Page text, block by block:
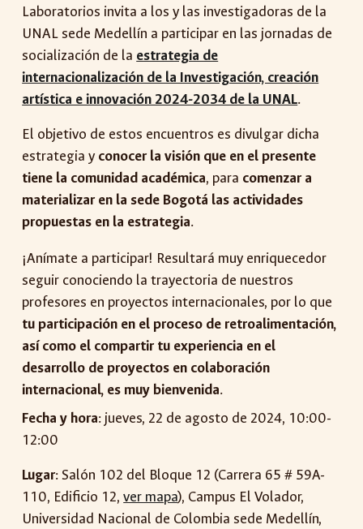
Laboratorios invita a los y las investigadoras de la
UNAL sede Medellín a participar en las jornadas de
socialización de la estrategia de
internacionalización de la Investigación, creación
artística e innovación 2024-2034 de la UNAL.
El objetivo de estos encuentros es divulgar dicha
estrategia y conocer la visión que en el presente
tiene la comunidad académica, para comenzar a
materializar en la sede Bogotá las actividades
propuestas en la estrategia.
¡Anímate a participar! Resultará muy enriquecedor
seguir conociendo la trayectoria de nuestros
profesores en proyectos internacionales, por lo que
tu participación en el proceso de retroalimentación,
así como el compartir tu experiencia en el
desarrollo de proyectos en colaboración
internacional, es muy bienvenida.
Fecha y hora: jueves, 22 de agosto de 2024, 10:00-
12:00
Lugar: Salón 102 del Bloque 12 (Carrera 65 # 59A-
110, Edificio 12,ver mapa), Campus El Volador,
Universidad Nacional de Colombia sede Medellín,